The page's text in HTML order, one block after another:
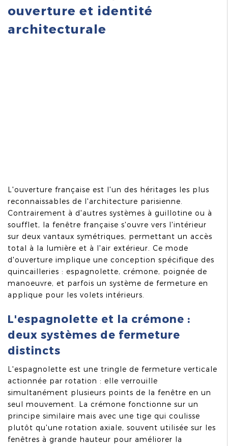
ouverture et identité
architecturale
L'ouverture française est l'un des héritages les plus
reconnaissables de l'architecture parisienne.
Contrairement à d'autres systèmes à guillotine ou à
soufflet, la fenêtre française s'ouvre vers l'intérieur
sur deux vantaux symétriques, permettant un accès
total à la lumière et à l'air extérieur. Ce mode
d'ouverture implique une conception spécifique des
quincailleries : espagnolette, crémone, poignée de
manoeuvre, et parfois un système de fermeture en
applique pour les volets intérieurs.
L'espagnolette et la crémone :
deux systèmes de fermeture
distincts
L'espagnolette est une tringle de fermeture verticale
actionnée par rotation : elle verrouille
simultanément plusieurs points de la fenêtre en un
seul mouvement. La crémone fonctionne sur un
principe similaire mais avec une tige qui coulisse
plutôt qu'une rotation axiale, souvent utilisée sur les
fenêtres à grande hauteur pour améliorer la